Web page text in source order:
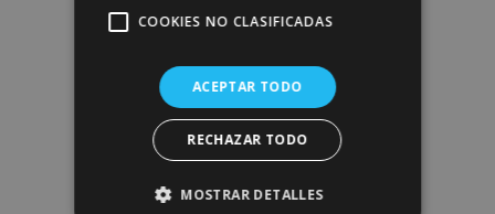
COOKIES NO CLASIFICADAS
ACEPTAR TODO
RECHAZAR TODO
MOSTRAR DETALLES